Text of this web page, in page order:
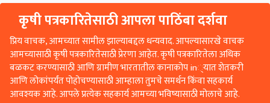
कृषी पत्रकारितेसाठी आपला पाठिंबा दर्शवा
प्रिय वाचक, आमच्यात सामील झाल्याबद्दल धन्यवाद. आपल्यासारखे वाचक
आमच्यासाठी कृषी पत्रकारितेसाठी प्रेरणा आहेत. कृषी पत्रकारितेला अधिक
बळकट करण्यासाठी आणि ग्रामीण भारतातील कानाकोप in्यात शेतकरी
आणि लोकांपर्यंत पोहोचण्यासाठी आम्हाला तुमचे समर्थन किंवा सहकार्य
आवश्यक आहे. आपले प्रत्येक सहकार्य आमच्या भविष्यासाठी मोलाचे आहे.